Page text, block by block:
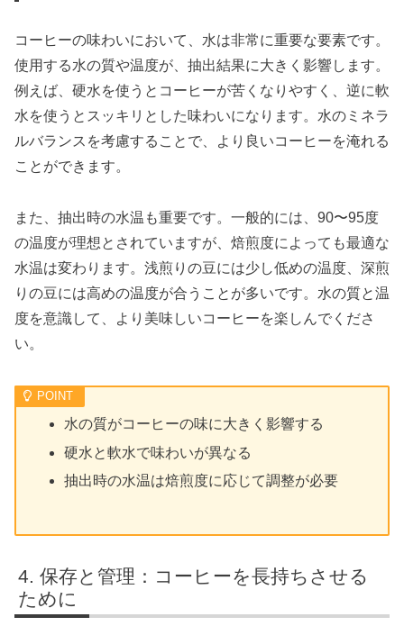
コーヒーの味わいにおいて、水は非常に重要な要素です。
使用する水の質や温度が、抽出結果に大きく影響します。
例えば、硬水を使うとコーヒーが苦くなりやすく、逆に軟
水を使うとスッキリとした味わいになります。水のミネラ
ルバランスを考慮することで、より良いコーヒーを淹れる
ことができます。
また、抽出時の水温も重要です。一般的には、90〜95度
の温度が理想とされていますが、焙煎度によっても最適な
水温は変わります。浅煎りの豆には少し低めの温度、深煎
りの豆には高めの温度が合うことが多いです。水の質と温
度を意識して、より美味しいコーヒーを楽しんでくださ
い。
水の質がコーヒーの味に大きく影響する
硬水と軟水で味わいが異なる
抽出時の水温は焙煎度に応じて調整が必要
保存と管理：コーヒーを長持ちさせる
ために